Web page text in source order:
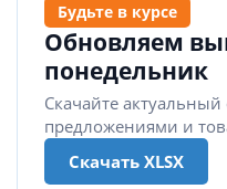
Будьте в курсе
Обновляем
понедельник
Скачайте
предложениями и
Скачать XLSX